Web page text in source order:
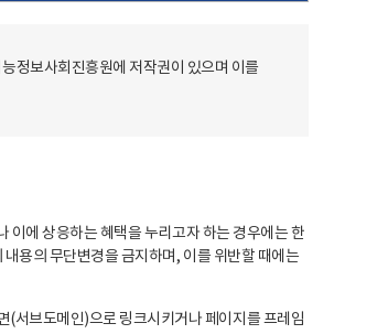
정보사회진흥원에 저작권이 있으며 이를
이에 상응하는 혜택을 누리고자 하는 경우에는 한
용의 무단변경을 금지하며, 이를 위반할 때에는
(서브도메인)으로 링크시키거나 페이지를 프레임